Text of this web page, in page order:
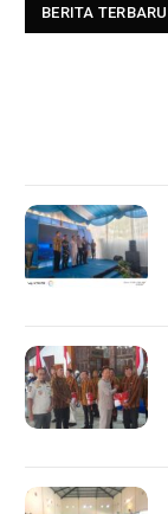
BERITA TERBARU